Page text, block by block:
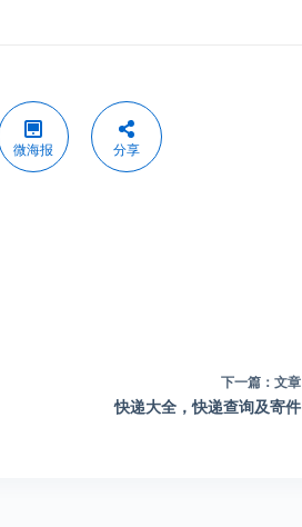
微海报 分享
下一篇： 文章
快递大全，快递查询及寄件